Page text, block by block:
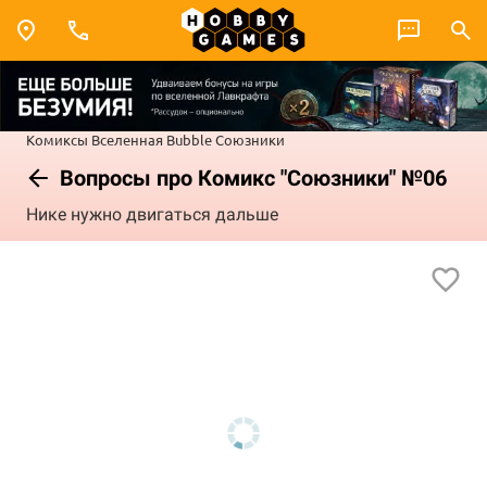
Комиксы Вселенная BubbleСоюзники
Вопросы про Комикс "Союзники" №06
Нике нужно двигаться дальше